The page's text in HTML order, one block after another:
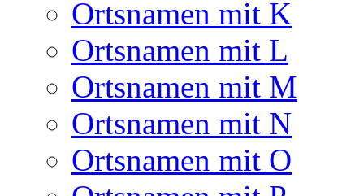
Ortsnamen mit K
Ortsnamen mit L
Ortsnamen mit M
Ortsnamen mit N
Ortsnamen mit O